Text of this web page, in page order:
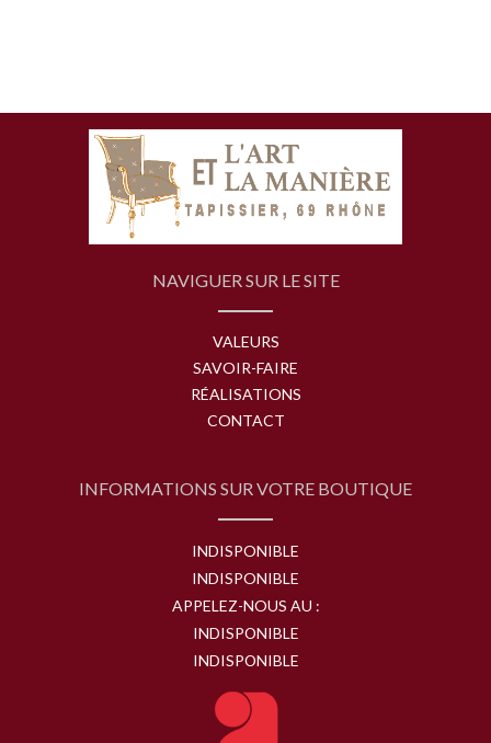
NAVIGUER SUR LE SITE
VALEURS
SAVOIR-FAIRE
RÉALISATIONS
CONTACT
INFORMATIONS SUR VOTRE BOUTIQUE
INDISPONIBLE
INDISPONIBLE
APPELEZ-NOUS AU :
INDISPONIBLE
INDISPONIBLE